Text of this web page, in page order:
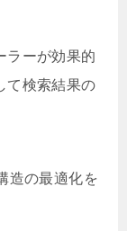
ラーが効果的
て検索結果の
造の最適化を